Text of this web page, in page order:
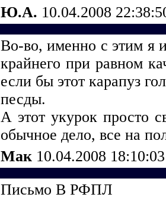
Ю.А. 10.04.2008
Во-во, именно с этим я
крайнего при равном
если бы этот карапуз
песды.
А этот укурок просто
обычное дело, все на
Мак 10.04.2008
Письмо В РФПЛ